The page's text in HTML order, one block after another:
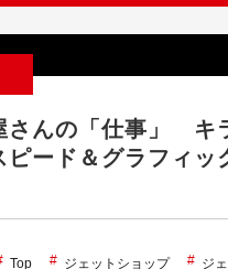
さんの「仕事」 キ
ード＆グラフィ
Top ジェットショップ ジ